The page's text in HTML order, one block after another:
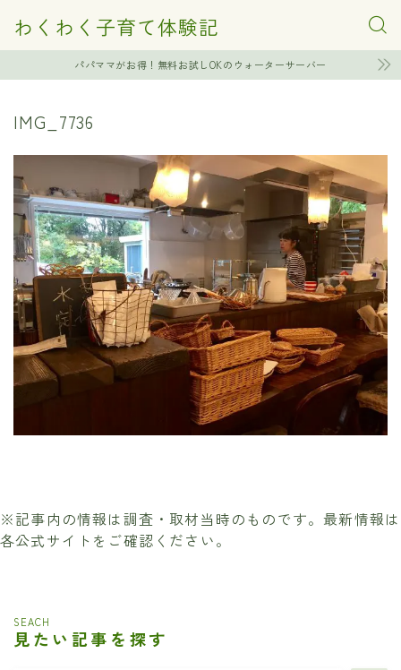
わくわく子育て体験記
パパママがお得！無料お試しOKのウォーターサーバー
IMG_7736
※記事内の情報は調査・取材当時のものです。最新情報は
各公式サイトをご確認ください。
SEACH
見たい記事を探す